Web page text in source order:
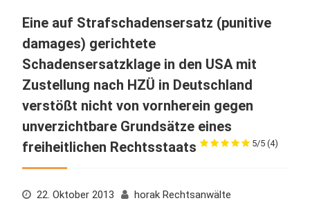
Eine auf Strafschadensersatz (punitive
damages) gerichtete
Schadensersatzklage in den USA mit
Zustellung nach HZÜ in Deutschland
verstößt nicht von vornherein gegen
unverzichtbare Grundsätze eines
freiheitlichen Rechtsstaats
5/5 (4)
22. Oktober 2013
horak Rechtsanwälte